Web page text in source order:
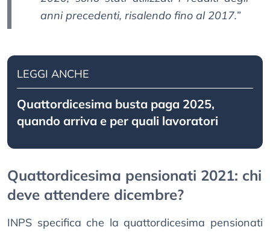
anni precedenti, risalendo fino al 2017.”
LEGGI ANCHE
Quattordicesima busta paga 2025,
quando arriva e per quali lavoratori
Quattordicesima pensionati 2021: chi
deve attendere dicembre?
INPS specifica che la quattordicesima pensionati